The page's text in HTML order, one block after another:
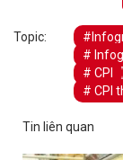
Topic:
#
# CPI
# CPI
Tin liên quan